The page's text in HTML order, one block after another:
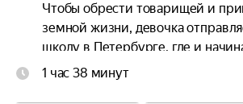
Чтобы обрести товарищей и
земной жизни, девочка
школу в Петербурге, где и
невероятных приключений.
1 час 38 минут